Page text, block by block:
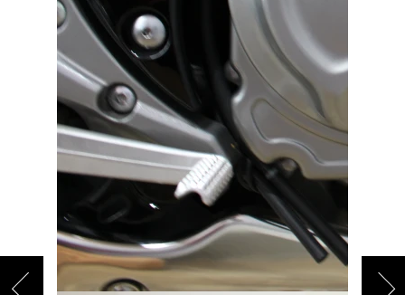
バイク館ではお乗り出しまでに必要
概算のお支払総額を表示しており
ます。
「お問い合わせ・来店予約」ボタンより